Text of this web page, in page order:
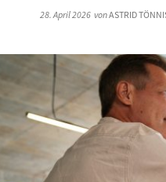
28. April 2026 vonASTRID